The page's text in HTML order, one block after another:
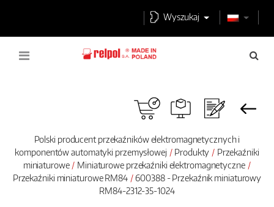
Wyszukaj
Polski producent przekaźników elektromagnetycznych i
komponentów automatyki przemysłowej
Produkty
Przekaźniki
miniaturowe
Miniaturowe przekaźniki elektromagnetyczne
Przekaźniki miniaturowe RM84
600388 - Przekaźnik miniaturowy
RM84-2312-35-1024